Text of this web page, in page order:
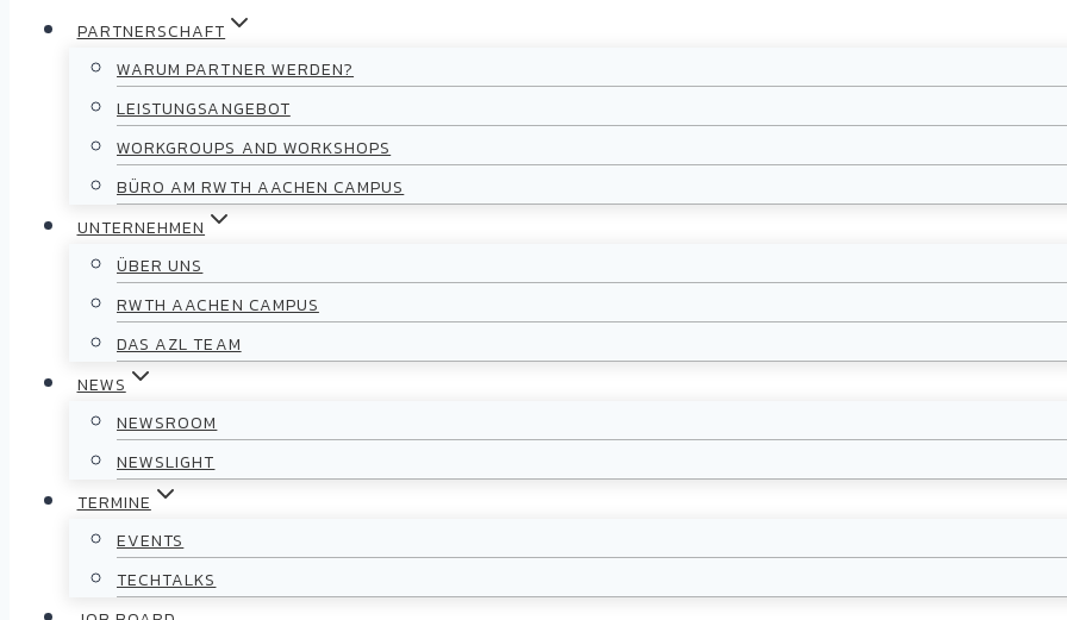
PARTNERSCHAFT
WARUM PARTNER WERDEN?
LEISTUNGSANGEBOT
WORKGROUPS AND WORKSHOPS
BÜRO AM RWTH AACHEN CAMPUS
UNTERNEHMEN
ÜBER UNS
RWTH AACHEN CAMPUS
DAS AZL TEAM
NEWS
NEWSROOM
NEWSLIGHT
TERMINE
EVENTS
TECHTALKS